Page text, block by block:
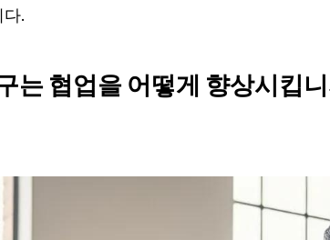
.
는 협업을 어떻게 향상시킵